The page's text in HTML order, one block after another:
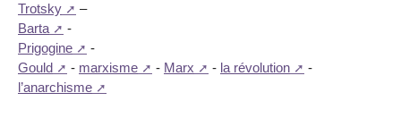
Trotsky
–
Barta
-
Prigogine
-
Gould
- marxisme - Marx - la révolution
-
l’anarchisme